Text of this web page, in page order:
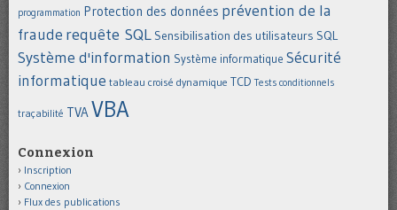
programmation Protection des données prévention de la
fraude requête SQL Sensibilisation des utilisateurs SQL
Système d'information Système informatique Sécurité
informatique tableau croisé dynamique TCD Tests conditionnels
traçabilité TVAVBA
Connexion
Inscription
Connexion
Flux des publications